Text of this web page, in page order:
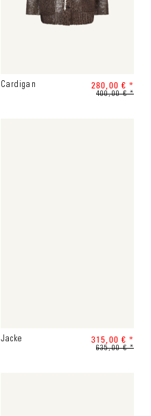
Cardigan 280,00 € *
400,00 € *
Jacke 315,00 € *
635,00 € *